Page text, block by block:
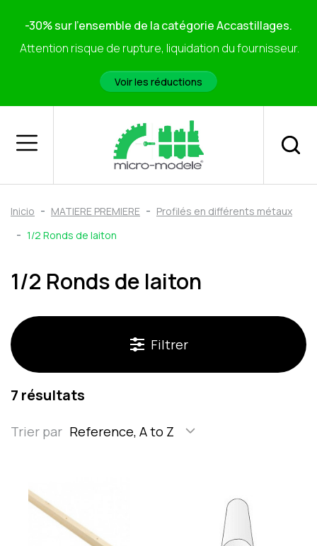
-30% sur l'ensemble de la catégorie Accastillages.
Attention risque de rupture, liquidation du fournisseur.
Voir les réductions
Inicio MATIERE PREMIERE
Profilés en différents métaux
1/2 Ronds de laiton
1/2 Ronds de laiton
Filtrer
7 résultats
Trier par Reference, A to Z